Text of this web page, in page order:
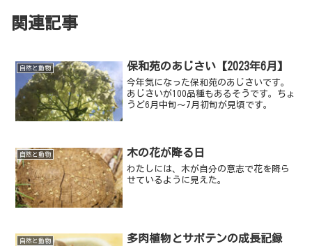
関連記事
自然と動物 保和苑のあじさい【2023年6月】
今年気になった保和苑のあじさいです。
あじさいが100品種もあるそうです。ちょ
うど6月中旬～7月初旬が見頃です。
自然と動物 木の花が降る日
わたしには、木が自分の意志で花を降ら
せているように見えた。
自然と動物
多肉植物とサボテンの成長記録